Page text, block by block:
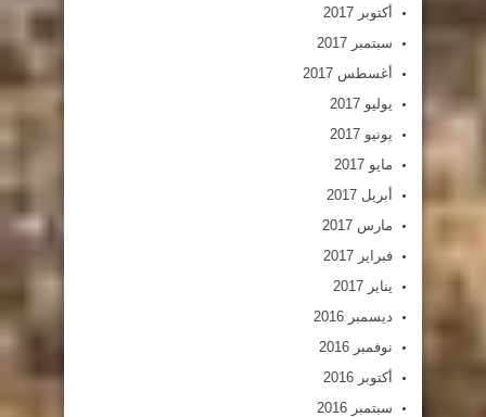
أكتوبر 2017
سبتمبر 2017
أغسطس 2017
يوليو 2017
يونيو 2017
مايو 2017
أبريل 2017
مارس 2017
فبراير 2017
يناير 2017
ديسمبر 2016
نوفمبر 2016
أكتوبر 2016
سبتمبر 2016